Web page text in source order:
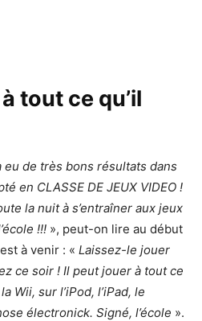
tout ce qu’il
eu de très bons résultats dans
en CLASSE DE JEUX VIDEO !
la nuit à s’entraîner aux jeux
!!! », peut-on lire au début
à venir : « Laissez-le jouer
ce soir ! Il peut jouer à tout ce
Wii, sur l’iPod, l’iPad, le
électronick. Signé, l’école ».